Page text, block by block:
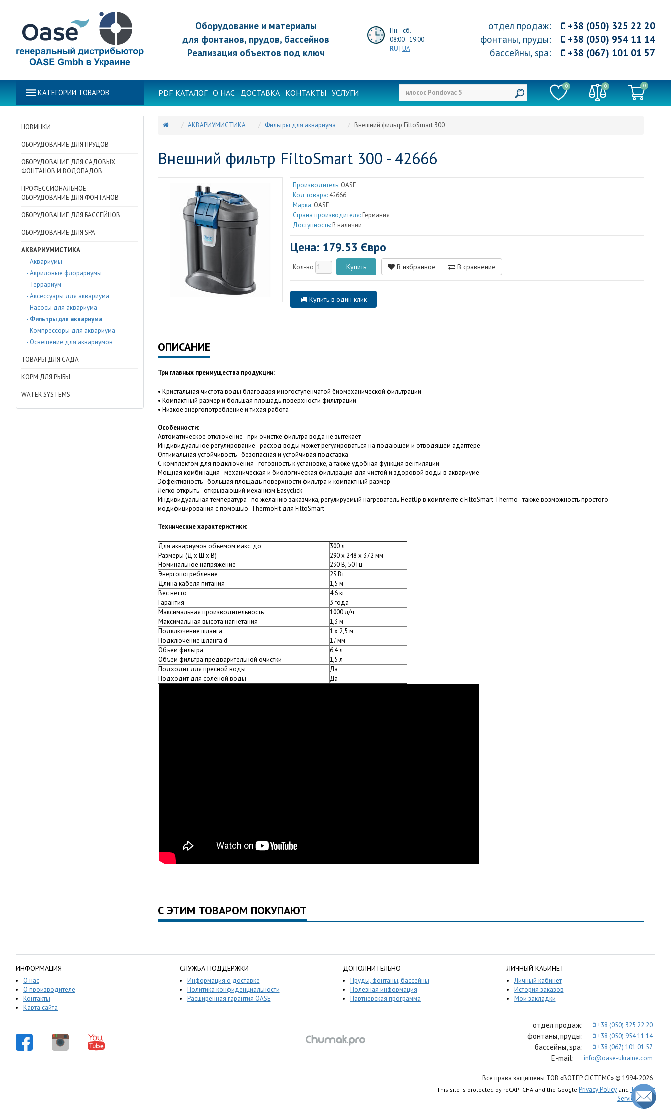
Оборудование и материалы
для фонтанов, прудов, бассейнов
Реализация объектов под ключ
Пн. - сб.
08:00 - 19:00
RU| UA
отдел продаж:
+38 (050) 325 22 20
фонтаны, пруды:
+38 (050) 954 11 14
бассейны, spa: +38 (067) 101 01 57
КАТЕГОРИИ ТОВАРОВ PDF КАТАЛОГ О НАС ДОСТАВКА КОНТАКТЫ УСЛУГИ
0 0 0
НОВИНКИ
ОБОРУДОВАНИЕ ДЛЯ ПРУДОВ
ОБОРУДОВАНИЕ ДЛЯ САДОВЫХ
ФОНТАНОВ И ВОДОПАДОВ
ПРОФЕССИОНАЛЬНОЕ
ОБОРУДОВАНИЕ ДЛЯ ФОНТАНОВ
ОБОРУДОВАНИЕ ДЛЯ БАССЕЙНОВ
ОБОРУДОВАНИЕ ДЛЯ SPA
АКВАРИУМИСТИКА
- Аквариумы
- Акриловые флорариумы
- Террариум
- Аксессуары для аквариума
- Насосы для аквариума
- Фильтры для аквариума
- Компрессоры для аквариума
- Освещение для аквариумов
ТОВАРЫ ДЛЯ САДА
КОРМ ДЛЯ РЫБЫ
WATER SYSTEMS
АКВАРИУМИСТИКА Фильтры для аквариума Внешний фильтр FiltoSmart 300
Внешний фильтр FiltoSmart 300 - 42666
Производитель: OASE
Код товара: 42666
Марка: OASE
Страна производителя: Германия
Доступность: В наличии
Цена: 179.53 Євро
Кол-во В избранное В сравнение
Купить в один клик
ОПИСАНИЕ
Три главных преимущества продукции:
• Кристальная чистота воды благодаря многоступенчатой биомеханической фильтрации
• Компактный размер и большая площадь поверхности фильтрации
• Низкое энергопотребление и тихая работа
Особенности:
Автоматическое отключение - при очистке фильтра вода не вытекает
Индивидуальное регулирование - расход воды может регулироваться на подающем и отводящем адаптере
Оптимальная устойчивость - безопасная и устойчивая подставка
С комплектом для подключения - готовность к установке, а также удобная функция вентиляции
Мощная комбинация - механическая и биологическая фильтрация для чистой и здоровой воды в аквариуме
Эффективность - большая площадь поверхности фильтра и компактный размер
Легко открыть - открывающий механизм Easyclick
Индивидуальная температура - по желанию заказчика, регулируемый нагреватель HeatUp в комплекте с FiltoSmart Thermo - также возможность простого
модифицирования с помощью ThermoFit для FiltoSmart
Технические характеристики:
Для аквариумов объемом макс. до
300 л
Размеры (Д х Ш х В)
290 х 248 х 372 мм
Номинальное напряжение
230 В, 50 Гц
Энергопотребление
23 Вт
Длина кабеля питания
1,5 м
Вес нетто
4,6 кг
Гарантия
3 года
Максимальная производительность
1000 л/ч
Максимальная высота нагнетания
1,3 м
Подключение шланга
1 х 2,5 м
Подключение шланга d=
17 мм
Объем фильтра
6,4 л
Объем фильтра предварительной очистки
1,5 л
Подходит для пресной воды
Да
Подходит для соленой воды
Да
С ЭТИМ ТОВАРОМ ПОКУПАЮТ
ИНФОРМАЦИЯ
О нас
О производителе
Контакты
Карта сайта
СЛУЖБА ПОДДЕРЖКИ
Информация о доставке
Политика конфиденциальности
Расширенная гарантия OASE
ДОПОЛНИТЕЛЬНО
Пруды, фонтаны, бассейны
Полезная информация
Партнерская программа
ЛИЧНЫЙ КАБИНЕТ
Личный кабинет
История заказов
Мои закладки
отдел продаж: +38 (050) 325 22 20
фонтаны, пруды: +38 (050) 954 11 14
бассейны, spa: +38 (067) 101 01 57
E-mail: info@oase-ukraine.com
Все права защищены ТОВ «ВОТЕР СІСТЕМС» © 1994-2026
This site is protected by reCAPTCHA and the Google Privacy Policy and Terms of
Serviceapply.